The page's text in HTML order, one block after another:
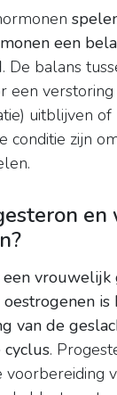
een
. De balans
een
uitblijven
conditie zijn
en
vrouwelijk
van de
.
voorbereiding